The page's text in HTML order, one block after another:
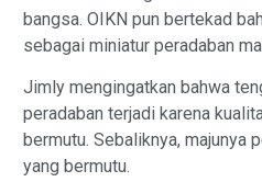
bangsa. OIKN pun bertekad
sebagai miniatur peradaban
Jimly mengingatkan bahwa
peradaban terjadi karena
bermutu. Sebaliknya, majunya
yang bermutu.